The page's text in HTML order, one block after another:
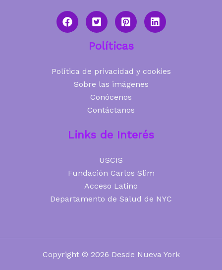
Políticas
Política de privacidad y cookies
Sobre las imágenes
Conócenos
Contáctanos
Links de Interés
USCIS
Fundación Carlos Slim
Acceso Latino
Departamento de Salud de NYC
Copyright © 2026 Desde Nueva York